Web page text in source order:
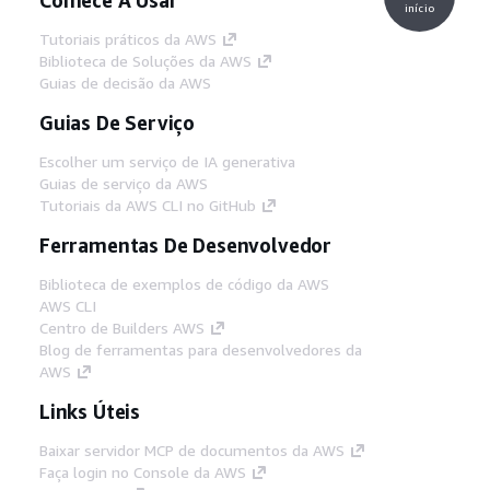
Tutoriais práticos da AWS
Biblioteca de Soluções da AWS
Guias de decisão da AWS
Guias De Serviço
Escolher um serviço de IA generativa
Guias de serviço da AWS
Tutoriais da AWS CLI no GitHub
Ferramentas De Desenvolvedor
Biblioteca de exemplos de código da AWS
AWS CLI
Centro de Builders AWS
Blog de ferramentas para desenvolvedores da
AWS
Links Úteis
Baixar servidor MCP de documentos da AWS
Faça login no Console da AWS
início